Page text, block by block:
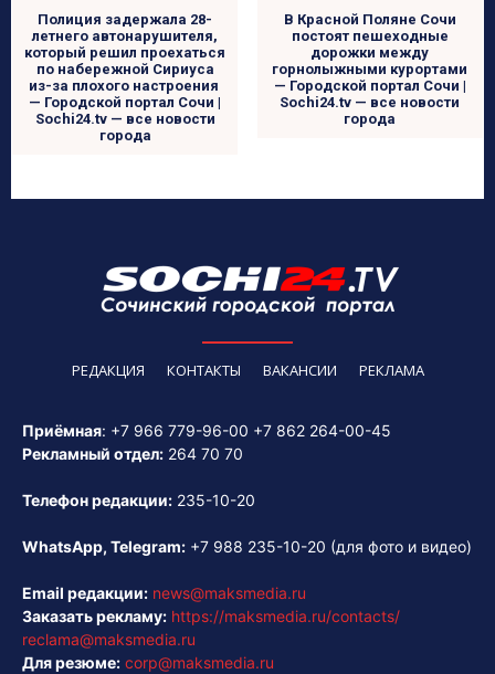
Полиция задержала 28-
летнего автонарушителя,
который решил проехаться
по набережной Сириуса
из-за плохого настроения
— Городской портал Сочи |
Sochi24.tv — все новости
города
В Красной Поляне Сочи
постоят пешеходные
дорожки между
горнолыжными курортами
— Городской портал Сочи |
Sochi24.tv — все новости
города
РЕДАКЦИЯ КОНТАКТЫ ВАКАНСИИ РЕКЛАМА
Приёмная: +7 966 779-96-00 +7 862 264-00-45
Рекламный отдел: 264 70 70
Телефон редакции: 235-10-20
WhatsApp, Telegram: +7 988 235-10-20 (для фото и видео)
Email редакции: news@maksmedia.ru
Заказать рекламу: https://maksmedia.ru/contacts/
reclama@maksmedia.ru
Для резюме: corp@maksmedia.ru